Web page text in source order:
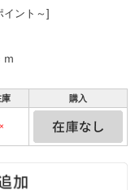
イント～]
ｍ
庫 購入
×